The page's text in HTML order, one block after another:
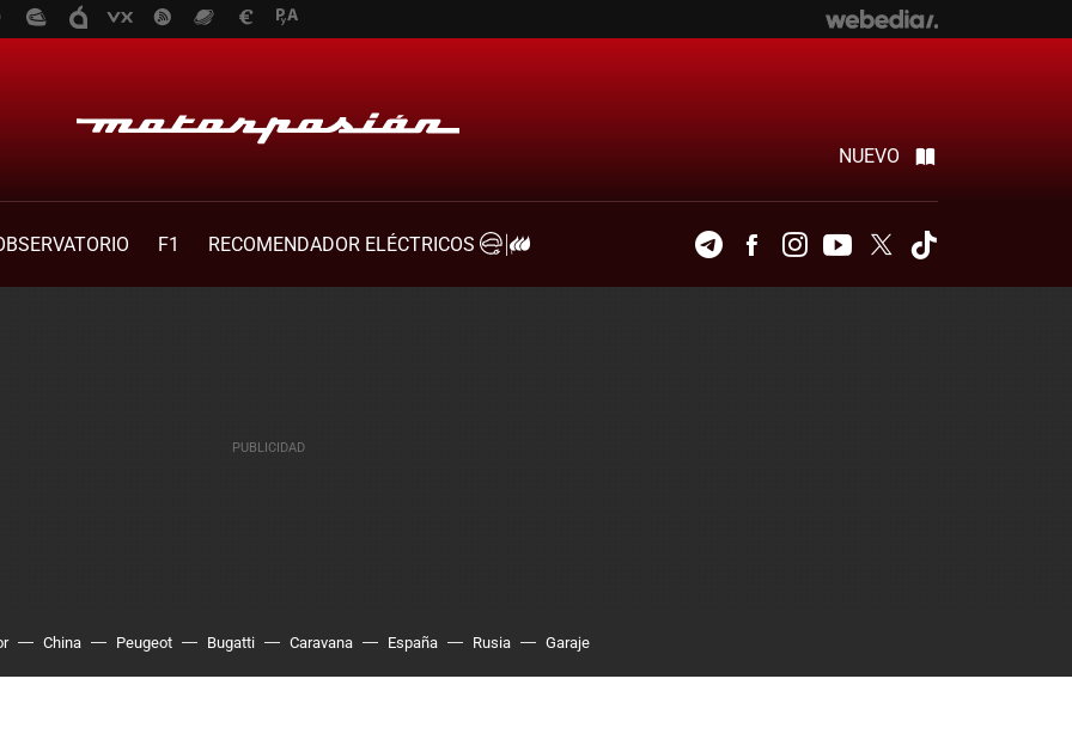
NUEVO
F1
RECOMENDADOR ELÉCTRICOS
TelegramFacebookInstagramYoutubeTwitter
China Peugeot Bugatti Caravana España Rusia Garaje